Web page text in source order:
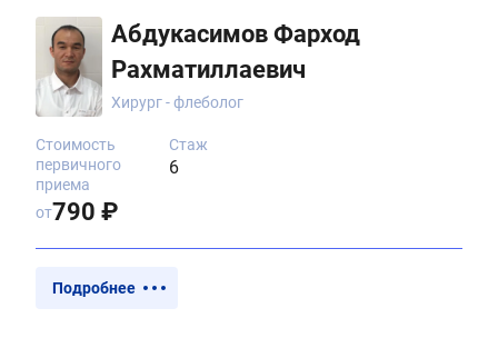
Абдукасимов Фарход
Рахматиллаевич
Хирург - флеболог
Стаж
6
Стоимость
первичного
приема
от790 ₽
Подробнее